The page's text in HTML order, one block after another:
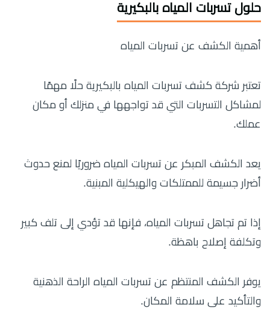
حلول تسربات المياه بالبكيرية
أهمية الكشف عن تسربات المياه
تعتبر شركة كشف تسربات المياه بالبكيرية حلًا مهمًا
لمشاكل التسربات التي قد تواجهها في منزلك أو مكان
عملك.
يعد الكشف المبكر عن تسربات المياه ضروريًا لمنع حدوث
أضرار جسيمة للممتلكات والهيكلية المبنية.
إذا تم تجاهل تسربات المياه، فإنها قد تؤدي إلى تلف كبير
وتكلفة إصلاح باهظة.
يوفر الكشف المنتظم عن تسربات المياه الراحة الذهنية
والتأكيد على سلامة المكان.